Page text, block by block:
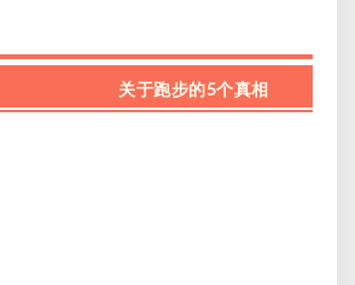
关于跑步的5个真相